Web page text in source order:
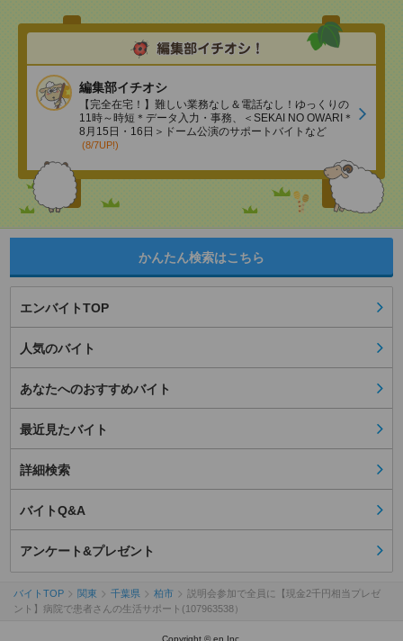
編集部イチオシ
【完全在宅！】難しい業務なし＆電話なし！ゆっくりの
11時～時短＊データ入力・事務、＜SEKAI NO OWARI＊
8月15日・16日＞ドーム公演のサポートバイトなど
(8/7UP!)
かんたん検索はこちら
エンバイトTOP
人気のバイト
あなたへのおすすめバイト
最近見たバイト
詳細検索
バイトQ&A
アンケート&プレゼント
バイトTOP 関東 千葉県 柏市
説明会参加で全員に【現金2千円相当プレゼ
ント】病院で患者さんの生活サポート(107963538）
Copyright © en Inc.